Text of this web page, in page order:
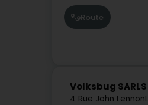
Route
Volksbug SARLS
4 Rue John Lennon